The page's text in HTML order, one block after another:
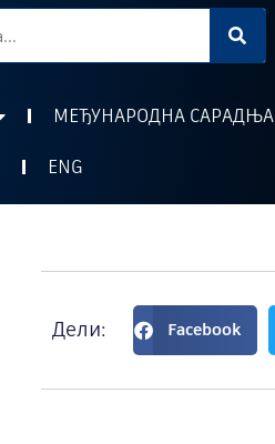
МЕЂУНАРОДНА САРАДЊА
ENG
Дели: Facebook